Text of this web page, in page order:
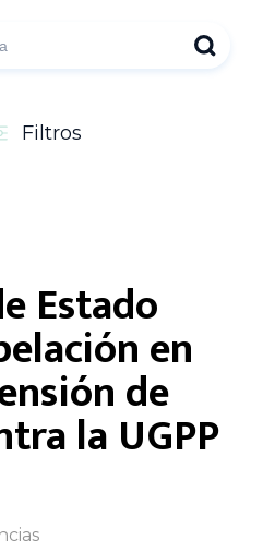
Filtros
Estado
en
de
la UGPP